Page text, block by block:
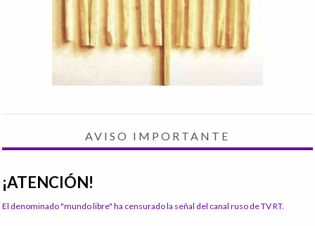
AVISO IMPORTANTE
¡ATENCIÓN!
El denominado "mundo libre" ha censurado la señal del canal ruso de TV RT.